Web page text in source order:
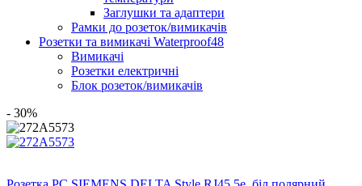
Заглушки та адаптери
Рамки до розеток/вимикачів
Розетки та вимикачі Waterproof48
Вимикачі
Розетки електричні
Блок розеток/вимикачів
- 30%